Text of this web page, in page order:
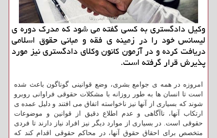
وكیل دادگستری به كسی گفته می شود كه مدرك دوره ی
لیسانس خود را در زمینه ی فقه و مبانی حقوق اسلامی
دریافت كرده و در آزمون كانون وكلای دادگستری نیز مورد
پذیرش قرار گرفته است.
امروزه در همه ی جوامع بشری، وضع قوانینی گوناگون باعث شده
است تا انسان ها به طور روزانه با مشکلات حقوقی فراوانی روبرو
شوند که بسیاری از آنها نیز ناخواسته اتفاق می افتند و دلیل عمده ی
ارتکاب آنها، ناآگاهی و عدم اطلاع دقیق از قوانین و موضوعات
حقوقی است. در بسیاری از موارد دیگر نیز افراد نیاز دارند تا فردی
متخصص برای احقاق حقوق آنها، در محاکم حقوقی اقدام کند که